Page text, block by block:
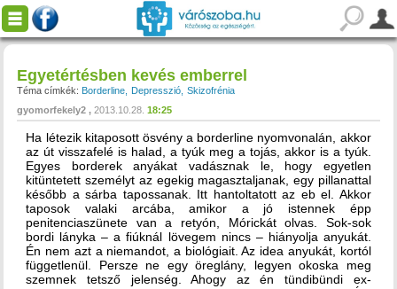
Egyetértésben kevés emberrel
Téma címkék: Borderline Depresszió
Skizofrénia
gyomorfekely2
2013.10.28. 18:25
Ha létezik kitaposott ösvény a borderline nyomvonalán, akkor
az út visszafelé is halad, a tyúk meg a tojás, akkor is a tyúk.
Egyes borderek anyákat vadásznak le, hogy egyetlen
kitüntetett személyt az egekig magasztaljanak, egy pillanattal
később a sárba tapossanak. Itt hantoltatott az eb el. Akkor
taposok valaki arcába, amikor a jó istennek épp
penitenciaszünete van a retyón, Mórickát olvas. Sok-sok
bordi lányka – a fiúknál lövegem nincs – hiányolja anyukát.
Én nem azt a niemandot, a biológiait. Az idea anyukát, kortól
függetlenül. Persze ne egy öreglány, legyen okoska meg
szemnek tetsző jelenség. Ahogy az én tündibündi ex-